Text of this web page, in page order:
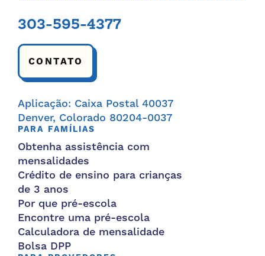
303-595-4377
CONTATO
Aplicação: Caixa Postal 40037
Denver, Colorado 80204-0037
PARA FAMÍLIAS
Obtenha assistência com
mensalidades
Crédito de ensino para crianças
de 3 anos
Por que pré-escola
Encontre uma pré-escola
Calculadora de mensalidade
Bolsa DPP